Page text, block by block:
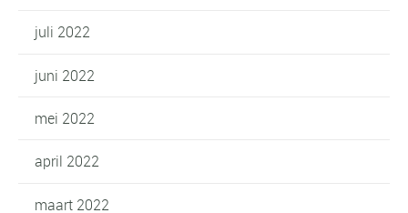
juli 2022
juni 2022
mei 2022
april 2022
maart 2022